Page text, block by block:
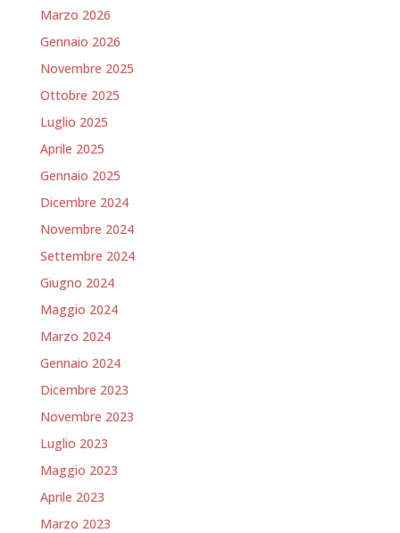
Marzo 2026
Gennaio 2026
Novembre 2025
Ottobre 2025
Luglio 2025
Aprile 2025
Gennaio 2025
Dicembre 2024
Novembre 2024
Settembre 2024
Giugno 2024
Maggio 2024
Marzo 2024
Gennaio 2024
Dicembre 2023
Novembre 2023
Luglio 2023
Maggio 2023
Aprile 2023
Marzo 2023